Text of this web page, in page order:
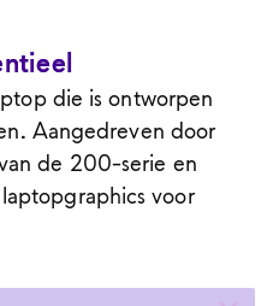
die is ontworpen
Aangedreven door
de 200-serie en
voor